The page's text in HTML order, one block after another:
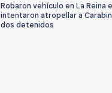
Robaron vehículo en La Reina e
intentaron atropellar a
dos detenidos